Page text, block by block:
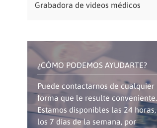
Grabadora de videos médicos
¿CÓMO PODEMOS AYUDARTE?
Puede contactarnos de cualquier
forma que le resulte conveniente.
Estamos disponibles las 24 horas,
los 7 días de la semana, por